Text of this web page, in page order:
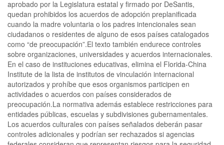
aprobado por la Legislatura estatal y firmado por DeSantis,
quedan prohibidos los acuerdos de adopción preplanificada
cuando la madre voluntaria o los padres intencionales sean
ciudadanos o residentes de alguno de esos países catalogados
como “de preocupación”.El texto también endurece controles
sobre organizaciones, universidades y acuerdos internacionales.
En el caso de instituciones educativas, elimina el Florida-China
Institute de la lista de institutos de vinculación internacional
autorizados y prohíbe que esos organismos participen en
actividades o acuerdos con países considerados de
preocupación.La normativa además establece restricciones para
entidades públicas, escuelas y subdivisiones gubernamentales.
Los acuerdos culturales con países señalados deberán pasar
controles adicionales y podrían ser rechazados si agencias